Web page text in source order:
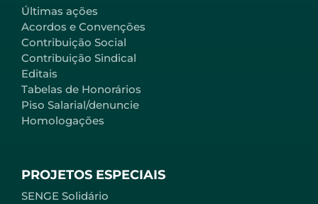
Últimas ações
Acordos e Convenções
Contribuição Social
Contribuição Sindical
Editais
Tabelas de Honorários
Piso Salarial/denuncie
Homologações
PROJETOS ESPECIAIS
SENGE Solidário